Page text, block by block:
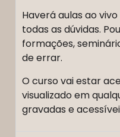
Haverá aulas ao
todas as dúvidas.
formações,
de errar.
O curso vai estar
visualizado em
gravadas e